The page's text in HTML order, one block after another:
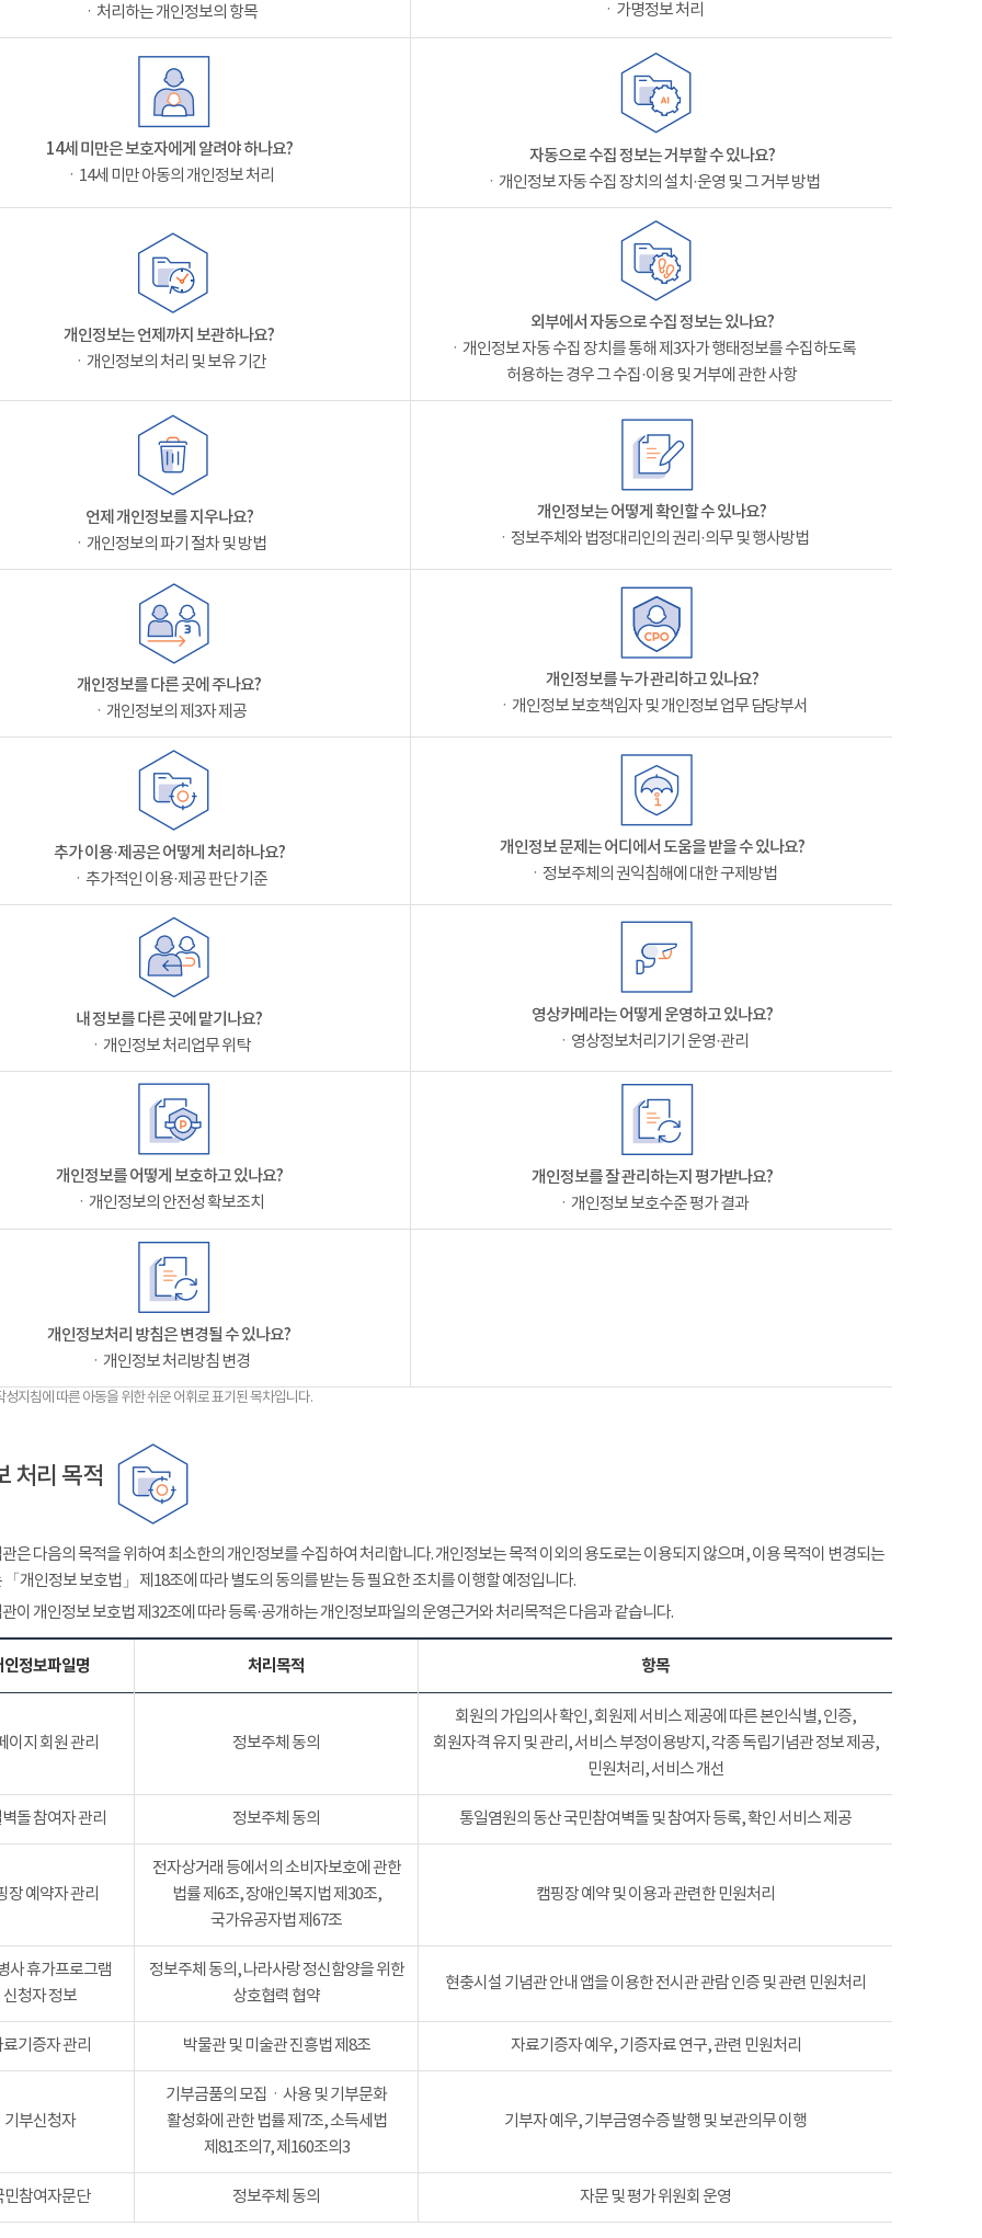
ㆍ처리하는 개인정보의 항목
ㆍ가명정보 처리
14세 미만은 보호자에게 알려야 하나요?
ㆍ14세 미만 아동의 개인정보 처리
자동으로 수집 정보는 거부할 수 있나요?
ㆍ개인정보 자동 수집 장치의 설치·운영 및 그 거부 방법
개인정보는 언제까지 보관하나요?
ㆍ개인정보의 처리 및 보유 기간
외부에서 자동으로 수집 정보는 있나요?
ㆍ개인정보 자동 수집 장치를 통해 제3자가 행태정보를 수집하도록
허용하는 경우 그 수집·이용 및 거부에 관한 사항
언제 개인정보를 지우나요?
ㆍ개인정보의 파기 절차 및 방법
개인정보는 어떻게 확인할 수 있나요?
ㆍ정보주체와 법정대리인의 권리·의무 및 행사방법
개인정보를 다른 곳에 주나요?
ㆍ개인정보의 제3자 제공
개인정보를 누가 관리하고 있나요?
ㆍ개인정보 보호책임자 및 개인정보 업무 담당부서
추가 이용·제공은 어떻게 처리하나요?
ㆍ추가적인 이용·제공 판단 기준
개인정보 문제는 어디에서 도움을 받을 수 있나요?
ㆍ정보주체의 권익침해에 대한 구제방법
내 정보를 다른 곳에 맡기나요?
ㆍ개인정보 처리업무 위탁
영상카메라는 어떻게 운영하고 있나요?
ㆍ영상정보처리기기 운영·관리
개인정보를 어떻게 보호하고 있나요?
ㆍ개인정보의 안전성 확보조치
개인정보를 잘 관리하는지 평가받나요?
ㆍ개인정보 보호수준 평가 결과
개인정보처리 방침은 변경될 수 있나요?
ㆍ개인정보 처리방침 변경
지침에 따른 아동을 위한 쉬운 어휘로 표기된 목차입니다.
처리 목적
은 다음의 목적을 위하여 최소한의 개인정보를 수집하여 처리합니다. 개인정보는 목적 이외의 용도로는 이용되지 않으며, 이용 목적이 변경되는
「개인정보 보호법」 제18조에 따라 별도의 동의를 받는 등 필요한 조치를 이행할 예정입니다.
이 개인정보 보호법 제32조에 따라 등록·공개하는 개인정보파일의 운영근거와 처리목적은 다음과 같습니다.
인정보파일명 처리목적 항목
이지 회원 관리 정보주체 동의
회원의 가입의사 확인, 회원제 서비스 제공에 따른 본인식별, 인증,
회원자격 유지 및 관리, 서비스 부정이용방지, 각종 독립기념관 정보 제공,
민원처리, 서비스 개선
돌 참여자 관리 정보주체 동의 통일염원의 동산 국민참여벽돌 및 참여자 등록, 확인 서비스 제공
장 예약자 관리
전자상거래 등에서의 소비자보호에 관한
법률 제6조, 장애인복지법 제30조,
국가유공자법 제67조
캠핑장 예약 및 이용과 관련한 민원처리
사 휴가프로그램
신청자 정보
정보주체 동의, 나라사랑 정신함양을 위한
상호협력 협약
현충시설 기념관 안내 앱을 이용한 전시관 관람 인증 및 관련 민원처리
기증자 관리 박물관 및 미술관 진흥법 제8조 자료기증자 예우, 기증자료 연구, 관련 민원처리
기부신청자
기부금품의 모집ㆍ사용 및 기부문화
활성화에 관한 법률 제7조, 소득세법
제81조의7, 제160조의3
기부자 예우, 기부금영수증 발행 및 보관의무 이행
민참여자문단 정보주체 동의 자문 및 평가 위원회 운영